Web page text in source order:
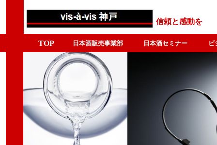
TOP 日本酒販売事業部 日本酒セミナー ビ
信頼と感動を